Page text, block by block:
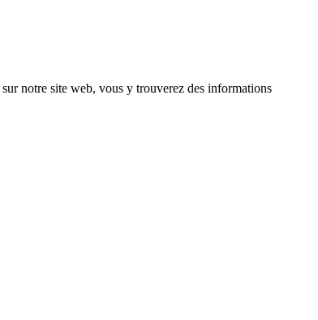
sur notre site web, vous y trouverez des informations